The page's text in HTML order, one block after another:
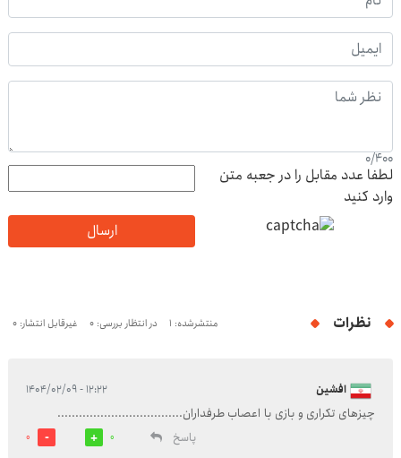
0/400
لطفا عدد مقابل را در جعبه متن
وارد کنید
ارسال
نظرات منتشرشده: 1 در انتظار بررسی: 0 غیرقابل انتشار: 0
افشین ۱۲:۲۲ - ۱۴۰۴/۰۲/۰۹
چیزهای تکراری و بازی با اعصاب طرفداران...................................
پاسخ
0
0